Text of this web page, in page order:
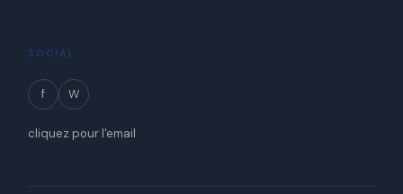
SOCIAL
f W
cliquez pour l'email